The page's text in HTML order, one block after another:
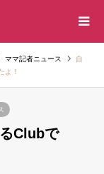
ママ記者ニュース
自
よ！
Clubで